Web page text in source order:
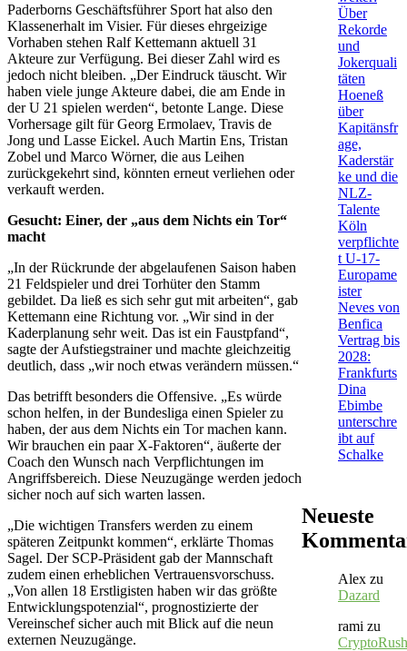
Paderborns Geschäftsführer Sport hat also den
Klassenerhalt im Visier. Für dieses ehrgeizige
Vorhaben stehen Ralf Kettemann aktuell 31
Akteure zur Verfügung. Bei dieser Zahl wird es
jedoch nicht bleiben. „Der Eindruck täuscht. Wir
haben viele junge Akteure dabei, die am Ende in
der U 21 spielen werden“, betonte Lange. Diese
Vorhersage gilt für Georg Ermolaev, Travis de
Jong und Lasse Eickel. Auch Martin Ens, Tristan
Zobel und Marco Wörner, die aus Leihen
zurückgekehrt sind, könnten erneut verliehen oder
verkauft werden.
Gesucht: Einer, der „aus dem Nichts ein Tor“
macht
„In der Rückrunde der abgelaufenen Saison haben
21 Feldspieler und drei Torhüter den Stamm
gebildet. Da ließ es sich sehr gut mit arbeiten“, gab
Kettemann eine Richtung vor. „Wir sind in der
Kaderplanung sehr weit. Das ist ein Faustpfand“,
sagte der Aufstiegstrainer und machte gleichzeitig
deutlich, dass „wir noch etwas verändern müssen.“
Das betrifft besonders die Offensive. „Es würde
schon helfen, in der Bundesliga einen Spieler zu
haben, der aus dem Nichts ein Tor machen kann.
Wir brauchen ein paar X-Faktoren“, äußerte der
Coach den Wunsch nach Verpflichtungen im
Angriffsbereich. Diese Neuzugänge werden jedoch
sicher noch auf sich warten lassen.
„Die wichtigen Transfers werden zu einem
späteren Zeitpunkt kommen“, erklärte Thomas
Sagel. Der SCP-Präsident gab der Mannschaft
zudem einen erheblichen Vertrauensvorschuss.
„Von allen 18 Erstligisten haben wir das größte
Entwicklungspotenzial“, prognostizierte der
Vereinschef sicher auch mit Blick auf die neun
externen Neuzugänge.
Über
Rekorde
und
Jokerquali
täten
Hoeneß
über
Kapitänsfr
age,
Kaderstär
ke und die
NLZ-
Talente
Köln
verpflichte
t U-17-
Europame
ister
Neves von
Benfica
Vertrag bis
2028:
Frankfurts
Dina
Ebimbe
unterschre
ibt auf
Schalke
Neueste
Alex zu
Dazard
rami zu
CryptoRush